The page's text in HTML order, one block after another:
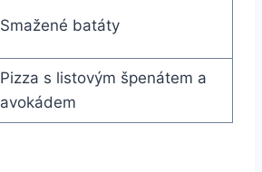
Smažené batáty
Pizza s listovým špenátem a
avokádem